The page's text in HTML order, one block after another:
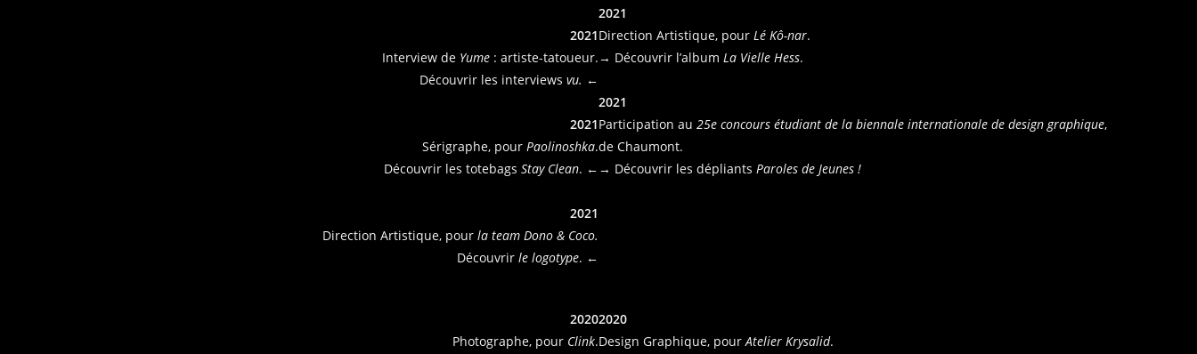
2021
Interview de Yume : artiste-tatoueur.
Découvrir les interviews vu. ←
2021
Sérigraphe, pour Paolinoshka.
Découvrir les totebags Stay Clean. ←
2021
Direction Artistique, pour la team Dono & Coco.
Découvrir le logotype. ←
2021
Direction Artistique, pour Lé Kô-nar.
→ Découvrir l’album La Vielle Hess.
2021
Participation au 25e concours étudiant de la biennale internationale de design graphique,
de Chaumont.
→ Découvrir les dépliants Paroles de Jeunes !
2020
Photographe, pour Clink.
2020
Design Graphique, pourAtelier Krysalid.